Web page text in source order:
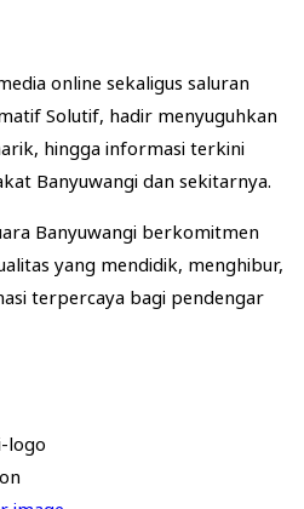
online sekaligus saluran
Solutif, hadir menyuguhkan
hingga informasi terkini
Banyuwangi dan sekitarnya.
Banyuwangi berkomitmen
yang mendidik, menghibur,
terpercaya bagi pendengar